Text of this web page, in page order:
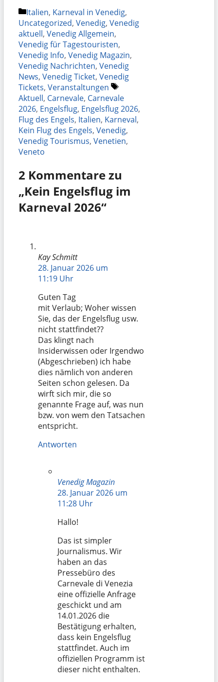
Kategorien
Italien, Karneval in Venedig,
Uncategorized, Venedig, Venedig
aktuell, Venedig Allgemein,
Venedig für Tagestouristen,
Venedig Info, Venedig Magazin,
Venedig Nachrichten, Venedig
News, Venedig Ticket, Venedig
Tickets, Veranstaltungen
Schlagwörter
Aktuell, Carnevale, Carnevale
2026, Engelsflug, Engelsflug 2026,
Flug des Engels, Italien, Karneval,
Kein Flug des Engels, Venedig,
Venedig Tourismus, Venetien,
Veneto
2 Kommentare zu
„Kein Engelsflug im
Karneval 2026“
Kay Schmitt
28. Januar 2026 um
11:19 Uhr
Guten Tag
mit Verlaub; Woher wissen
Sie, das der Engelsflug usw.
nicht stattfindet??
Das klingt nach
Insiderwissen oder Irgendwo
(Abgeschrieben) ich habe
dies nämlich von anderen
Seiten schon gelesen. Da
wirft sich mir, die so
genannte Frage auf, was nun
bzw. von wem den Tatsachen
entspricht.
Antworten
Venedig Magazin
28. Januar 2026 um
11:28 Uhr
Hallo!
Das ist simpler
Journalismus. Wir
haben an das
Pressebüro des
Carnevale di Venezia
eine offizielle Anfrage
geschickt und am
14.01.2026 die
Bestätigung erhalten,
dass kein Engelsflug
stattfindet. Auch im
offiziellen Programm ist
dieser nicht enthalten.